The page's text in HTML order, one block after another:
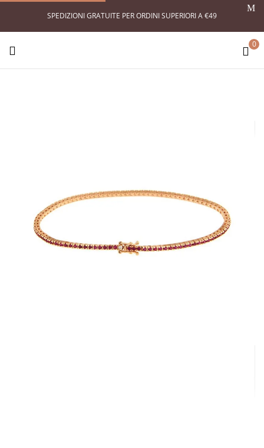
SPEDIZIONI GRATUITE PER ORDINI SUPERIORI A €49
0